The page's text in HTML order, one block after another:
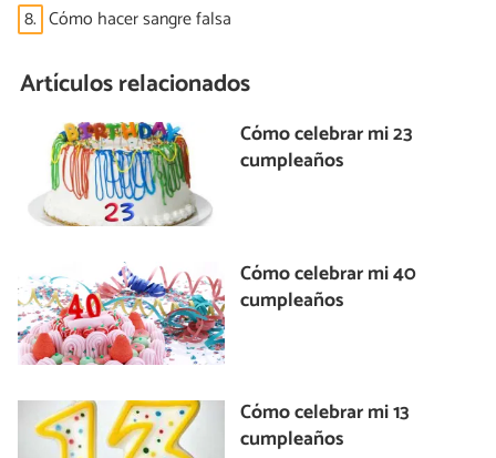
8. Cómo hacer sangre falsa
Artículos relacionados
Cómo celebrar mi 23
cumpleaños
Cómo celebrar mi 40
cumpleaños
Cómo celebrar mi 13
cumpleaños